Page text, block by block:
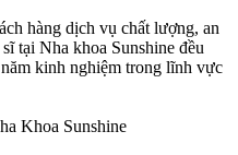
hàng dịch vụ chất lượng, an
tại Nha khoa Sunshine đều
kinh nghiệm trong lĩnh vực
Khoa Sunshine